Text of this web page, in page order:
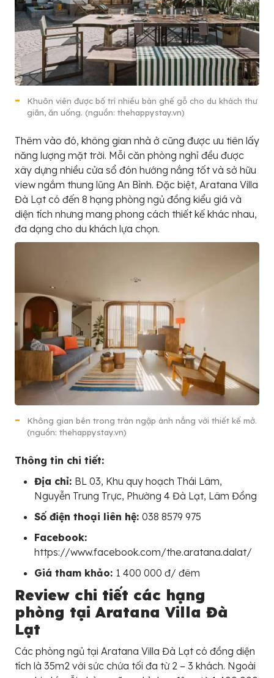
Khuôn viên được bố trí nhiều bàn ghế gỗ cho du khách thư
giãn, ăn uống. (nguồn: thehappystay.vn)
Thêm vào đó, không gian nhà ở cũng được ưu tiên lấy
năng lượng mặt trời. Mỗi căn phòng nghỉ đều được
xây dựng nhiều cửa sổ đón hướng nắng tốt và sở hữu
view ngắm thung lũng An Bình. Đặc biệt, Aratana Villa
Đà Lạt có đến 8 hạng phòng ngủ đồng kiểu giá và
diện tích nhưng mang phong cách thiết kế khác nhau,
đa dạng cho du khách lựa chọn.
Không gian bên trong tràn ngập ánh nắng với thiết kế mở.
(nguồn: thehappystay.vn)
Thông tin chi tiết:
Địa chỉ: BL 03, Khu quy hoạch Thái Lâm,
Nguyễn Trung Trực, Phường 4 Đà Lạt, Lâm Đồng
Số điện thoại liên hệ: 038 8579 975
Facebook:
https://www.facebook.com/the.aratana.dalat/
Giá tham khảo: 1 400 000 đ/ đêm
Review chi tiết các hạng
phòng tại Aratana Villa Đà
Lạt
Các phòng ngủ tại Aratana Villa Đà Lạt có đồng diện
tích là 35m2 với sức chứa tối đa từ 2 – 3 khách. Ngoài